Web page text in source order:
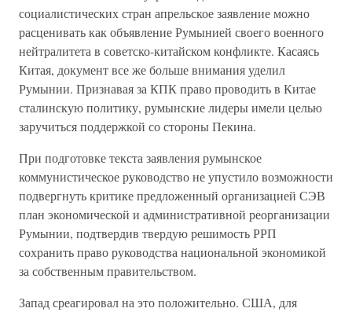
социалистических стран апрельское заявление можно
расценивать как объявление Румынией своего военного
нейтралитета в советско-китайском конфликте. Касаясь
Китая, документ все же больше внимания уделил
Румынии. Признавая за КПК право проводить в Китае
сталинскую политику, румынские лидеры имели целью
заручиться поддержкой со стороны Пекина.
При подготовке текста заявления румынское
коммунистическое руководство не упустило возможности
подвергнуть критике предложенный организацией СЭВ
план экономической и административной реорганизации
Румынии, подтвердив твердую решимость РРП
сохранить право руководства национальной экономикой
за собственным правительством.
Запад среагировал на это положительно. США, для